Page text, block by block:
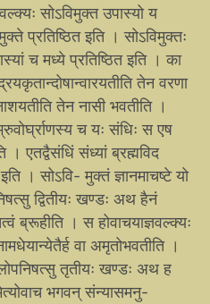
सोऽविमुक्त उपास्यो य
प्रतिष्ठित इति । सोऽविमुक्तः
च मध्ये प्रतिष्ठित इति । का
तेन वरणा
तेन नासी भवतीति ।
च यः संधिः स एष
। एतद्वैसंधिं संध्यां ब्रह्मविद
। सोऽवि- मुक्तं ज्ञानमाचष्टे यो
द्वितीयः खण्डः अथ हैनं
ब्रूहीति । स होवाचयाज्ञवल्क्यः
वा अमृतोभवतीति ।
तृतीयः खण्डः अथ ह
भगवन् संन्यासमनु-